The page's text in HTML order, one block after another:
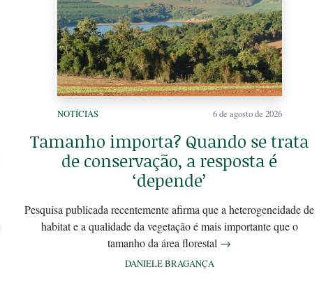
NOTÍCIAS 6 de agosto de 2026
Tamanho importa? Quando se trata
de conservação, a resposta é
‘depende’
Pesquisa publicada recentemente afirma que a heterogeneidade de
habitat e a qualidade da vegetação é mais importante que o
tamanho da área florestal →
DANIELE BRAGANÇA